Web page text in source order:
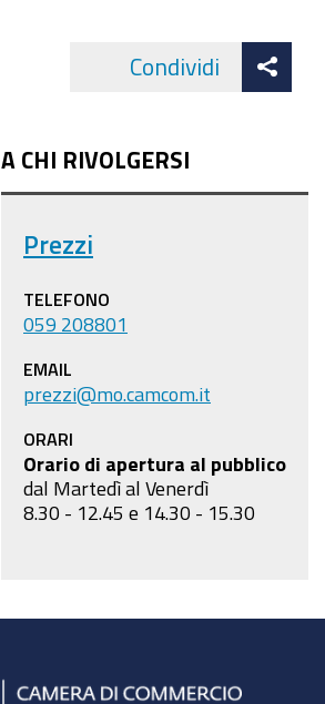
Condividi
A CHI RIVOLGERSI
Prezzi
TELEFONO
059 208801
EMAIL
prezzi@mo.camcom.it
ORARI
Orario di apertura al pubblico
dal Martedì al Venerdì
8.30 - 12.45 e 14.30 - 15.30